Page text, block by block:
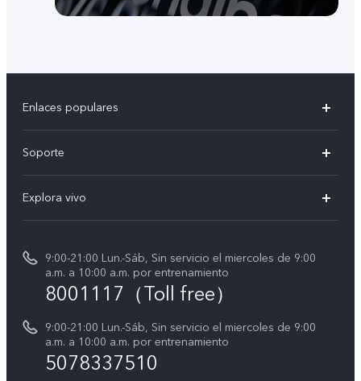
Enlaces populares
V50 Lite
Y19s
Soporte
Verificación de IMEI
Manual de usuario
Instrucciones de la garantía de vivo
Consulta el Precio de los Repuestos
Explora vivo
Acerca de nosotros
Centro de privacidad de vivo
9:00-21:00 Lun.-Sáb, Sin servicio el miercoles de 9:00
a.m. a 10:00 a.m. por entrenamiento
8001117（Toll free）
9:00-21:00 Lun.-Sáb, Sin servicio el miercoles de 9:00
a.m. a 10:00 a.m. por entrenamiento
5078337510